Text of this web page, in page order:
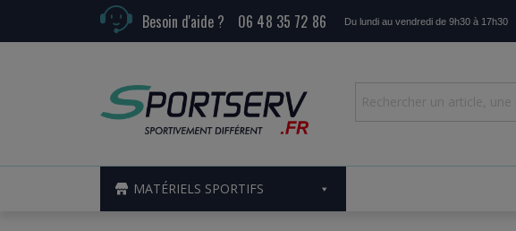
Besoin d'aide ? 06 48 35 72 86 Du lundi au vendredi de 9h30 à 17h30
MATÉRIELS SPORTIFS